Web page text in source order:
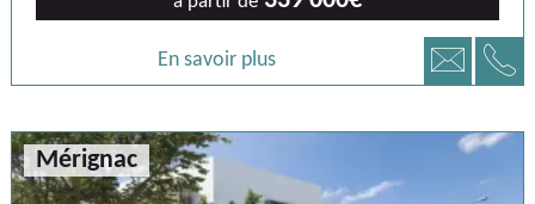
En savoir plus 📧 📞
Mérignac